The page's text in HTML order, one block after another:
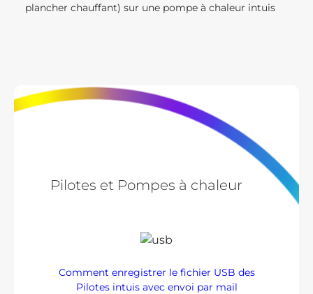
plancher chauffant) sur une pompe à chaleur intuis
Pilotes et Pompes à chaleur
Comment enregistrer le fichier USB des
Pilotes intuis avec envoi par mail